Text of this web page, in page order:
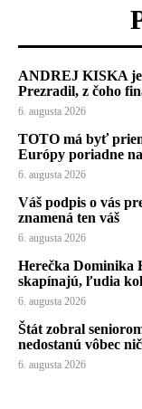
ANDREJ KISKA je
Prezradil, z čoho
6. augusta 2026
TOTO má byť
Európy poriadne
6. augusta 2026
Váš podpis o vás
znamená ten váš
6. augusta 2026
Herečka Dominika
skapínajú, ľudia
6. augusta 2026
Štát zobral
nedostanú vôbec nič
6. augusta 2026